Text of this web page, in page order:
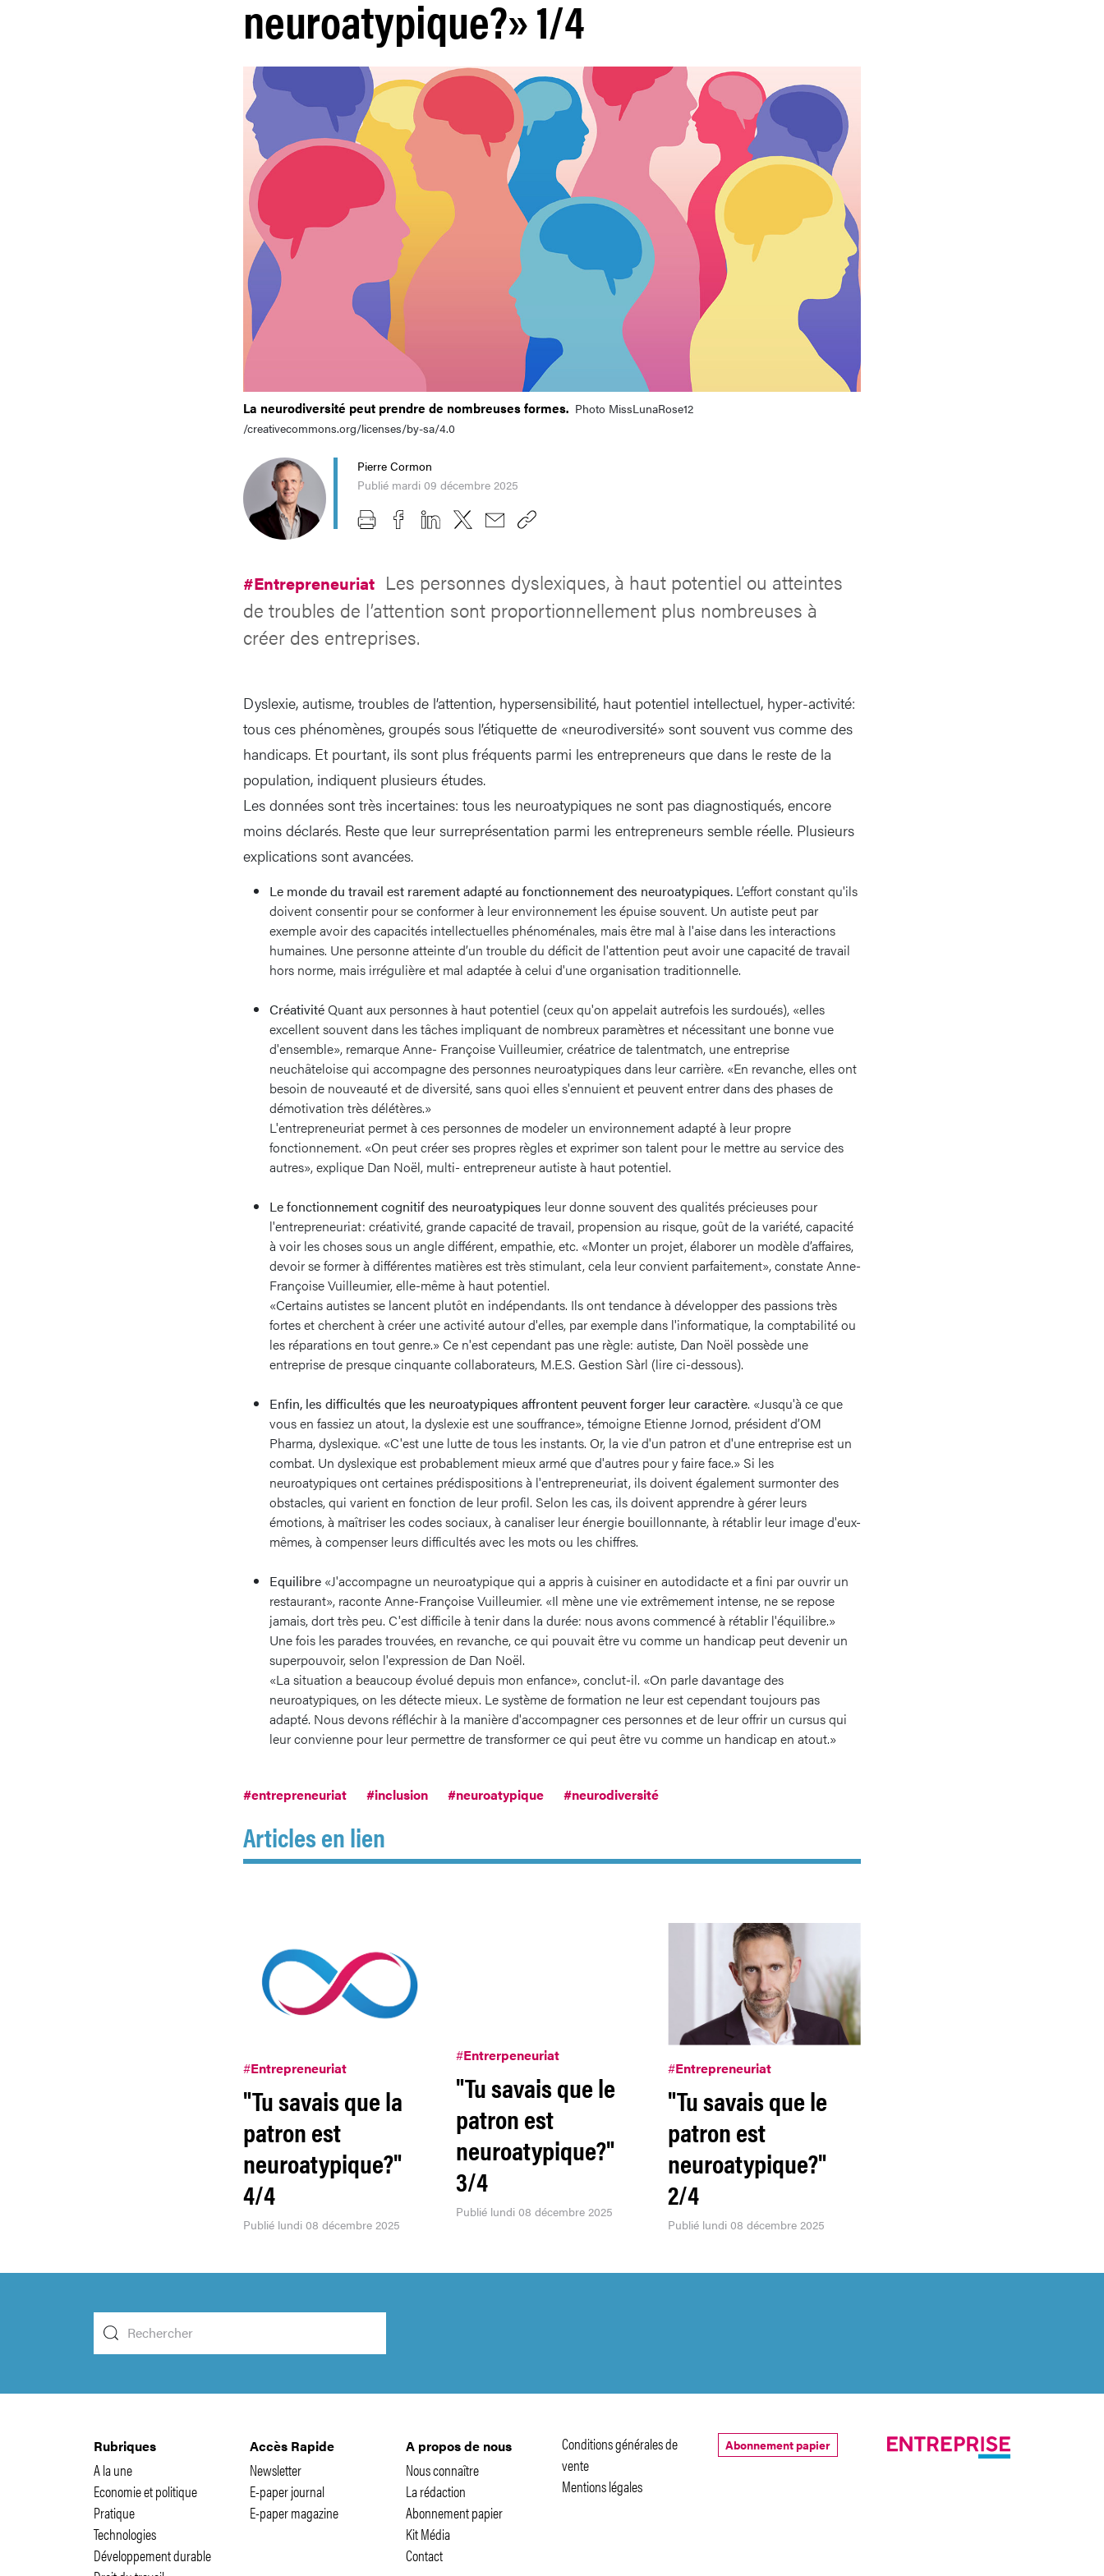
neuroatypique?» 1/4
La neurodiversité peut prendre de nombreuses formes. Photo MissLunaRose12
/creativecommons.org/licenses/by-sa/4.0
Pierre Cormon
Publié mardi 09 décembre 2025
#Entrepreneuriat Les personnes dyslexiques, à haut potentiel ou atteintes
de troubles de l’attention sont proportionnellement plus nombreuses à
créer des entreprises.
Dyslexie, autisme, troubles de l’attention, hypersensibilité, haut potentiel intellectuel, hyper-activité:
tous ces phénomènes, groupés sous l’étiquette de «neurodiversité» sont souvent vus comme des
handicaps. Et pourtant, ils sont plus fréquents parmi les entrepreneurs que dans le reste de la
population, indiquent plusieurs études.
Les données sont très incertaines: tous les neuroatypiques ne sont pas diagnostiqués, encore
moins déclarés. Reste que leur surreprésentation parmi les entrepreneurs semble réelle. Plusieurs
explications sont avancées.
Le monde du travail est rarement adapté au fonctionnement des neuroatypiques. L’effort constant qu'ils
doivent consentir pour se conformer à leur environnement les épuise souvent. Un autiste peut par
exemple avoir des capacités intellectuelles phénoménales, mais être mal à l'aise dans les interactions
humaines. Une personne atteinte d’un trouble du déficit de l'attention peut avoir une capacité de travail
hors norme, mais irrégulière et mal adaptée à celui d'une organisation traditionnelle.
CréativitéQuant aux personnes à haut potentiel (ceux qu'on appelait autrefois les surdoués), «elles
excellent souvent dans les tâches impliquant de nombreux paramètres et nécessitant une bonne vue
d'ensemble», remarque Anne- Françoise Vuilleumier, créatrice de talentmatch, une entreprise
neuchâteloise qui accompagne des personnes neuroatypiques dans leur carrière. «En revanche, elles ont
besoin de nouveauté et de diversité, sans quoi elles s'ennuient et peuvent entrer dans des phases de
démotivation très délétères.»
L'entrepreneuriat permet à ces personnes de modeler un environnement adapté à leur propre
fonctionnement. «On peut créer ses propres règles et exprimer son talent pour le mettre au service des
autres», explique Dan Noël, multi- entrepreneur autiste à haut potentiel.
Le fonctionnement cognitif des neuroatypiques leur donne souvent des qualités précieuses pour
l'entrepreneuriat: créativité, grande capacité de travail, propension au risque, goût de la variété, capacité
à voir les choses sous un angle différent, empathie, etc. «Monter un projet, élaborer un modèle d’affaires,
devoir se former à différentes matières est très stimulant, cela leur convient parfaitement», constate Anne-
Françoise Vuilleumier, elle-même à haut potentiel.
«Certains autistes se lancent plutôt en indépendants. Ils ont tendance à développer des passions très
fortes et cherchent à créer une activité autour d'elles, par exemple dans l'informatique, la comptabilité ou
les réparations en tout genre.» Ce n'est cependant pas une règle: autiste, Dan Noël possède une
entreprise de presque cinquante collaborateurs, M.E.S. Gestion Sàrl (lire ci-dessous).
Enfin, les difficultés que les neuroatypiques affrontent peuvent forger leur caractère. «Jusqu'à ce que
vous en fassiez un atout, la dyslexie est une souffrance», témoigne Etienne Jornod, président d’OM
Pharma, dyslexique. «C'est une lutte de tous les instants. Or, la vie d'un patron et d'une entreprise est un
combat. Un dyslexique est probablement mieux armé que d'autres pour y faire face.» Si les
neuroatypiques ont certaines prédispositions à l'entrepreneuriat, ils doivent également surmonter des
obstacles, qui varient en fonction de leur profil. Selon les cas, ils doivent apprendre à gérer leurs
émotions, à maîtriser les codes sociaux, à canaliser leur énergie bouillonnante, à rétablir leur image d'eux-
mêmes, à compenser leurs difficultés avec les mots ou les chiffres.
Equilibre «J'accompagne un neuroatypique qui a appris à cuisiner en autodidacte et a fini par ouvrir un
restaurant», raconte Anne-Françoise Vuilleumier. «Il mène une vie extrêmement intense, ne se repose
jamais, dort très peu. C'est difficile à tenir dans la durée: nous avons commencé à rétablir l'équilibre.»
Une fois les parades trouvées, en revanche, ce qui pouvait être vu comme un handicap peut devenir un
superpouvoir, selon l'expression de Dan Noël.
«La situation a beaucoup évolué depuis mon enfance», conclut-il. «On parle davantage des
neuroatypiques, on les détecte mieux. Le système de formation ne leur est cependant toujours pas
adapté. Nous devons réfléchir à la manière d'accompagner ces personnes et de leur offrir un cursus qui
leur convienne pour leur permettre de transformer ce qui peut être vu comme un handicap en atout.»
#entrepreneuriat #inclusion #neuroatypique #neurodiversité
Articles en lien
#Entrepreneuriat
"Tu savais que la
patron est
neuroatypique?"
4/4
Publié lundi 08 décembre 2025
#Entrerpeneuriat
"Tu savais que le
patron est
neuroatypique?"
3/4
Publié lundi 08 décembre 2025
#Entrepreneuriat
"Tu savais que le
patron est
neuroatypique?"
2/4
Publié lundi 08 décembre 2025
Rubriques
A la une
Economie et politique
Pratique
Technologies
Développement durable
Accès Rapide
Newsletter
E-paper journal
E-paper magazine
A propos de nous
Nous connaître
La rédaction
Abonnement papier
Kit Média
Contact
Conditions générales de
vente
Mentions légales
Abonnement papier